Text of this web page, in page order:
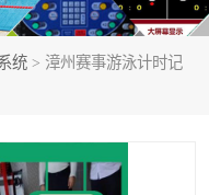
统 > 漳州赛事游泳计时记
时记分系统
泳馆水下摄影采集救生